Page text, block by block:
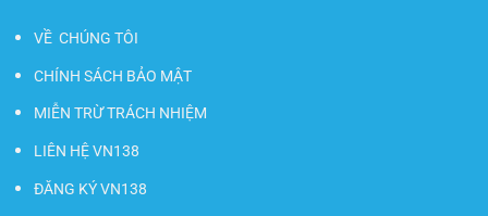
VỀ CHÚNG TÔI
CHÍNH SÁCH BẢO MẬT
MIỄN TRỪ TRÁCH NHIỆM
LIÊN HỆ VN138
ĐĂNG KÝ VN138